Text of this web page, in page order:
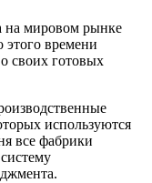
на мировом рынке
этого времени
своих готовых
используются
все фабрики